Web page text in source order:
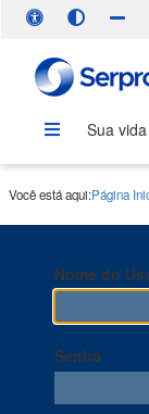
Sua
Você está aqui:Página
Nome do
Senha